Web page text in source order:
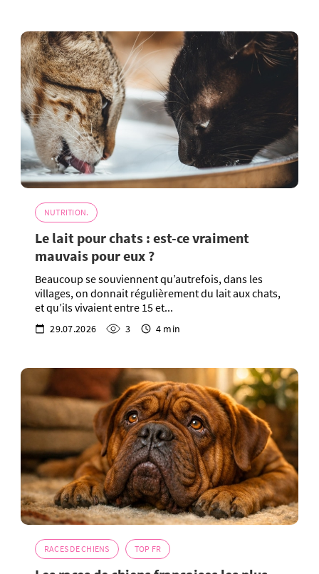
NUTRITION.
Le lait pour chats : est-ce vraiment
mauvais pour eux ?
Beaucoup se souviennent qu’autrefois, dans les
villages, on donnait régulièrement du lait aux chats,
et qu’ils vivaient entre 15 et...
29.07.2026 3 4 min
RACES DE CHIENS TOP FR